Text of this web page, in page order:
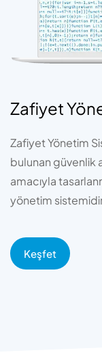
Zafiyet
Zafiyet Yönetim
bulunan güvenlik
amacıyla
yönetim
Keşfet